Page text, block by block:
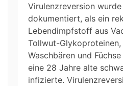
Virulenzreversion
dokumentiert, als ein
Lebendimpfstoff aus
Tollwut-
Waschbären und
eine 28 Jahre alte
infizierte.